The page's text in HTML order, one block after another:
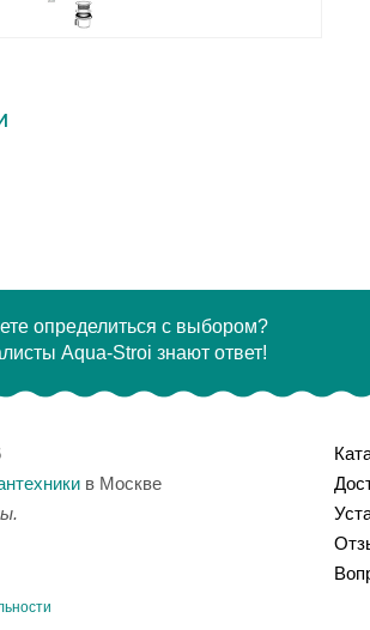
определиться с выбором?
Aqua-Stroi знают ответ!
в Москве